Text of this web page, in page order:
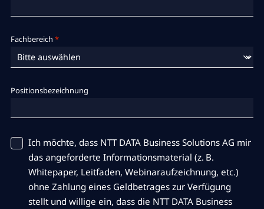
Fachbereich *
Positionsbezeichnung
Ich möchte, dass NTT DATA Business Solutions AG mir
das angeforderte Informationsmaterial (z. B.
Whitepaper, Leitfaden, Webinaraufzeichnung, etc.)
ohne Zahlung eines Geldbetrages zur Verfügung
stellt und willige ein, dass die NTT DATA Business